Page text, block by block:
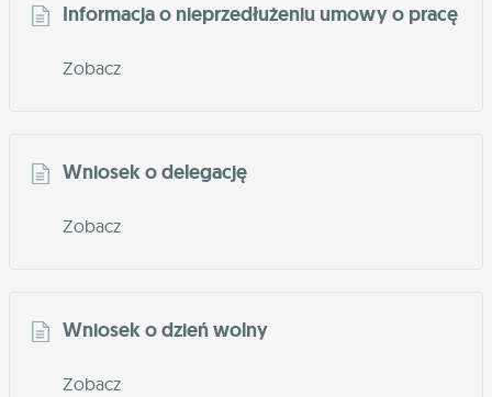
Informacja o nieprzedłużeniu umowy o pracę
Zobacz
Wniosek o delegację
Zobacz
Wniosek o dzień wolny
Zobacz